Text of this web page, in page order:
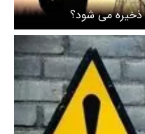
ذخیره می شود؟